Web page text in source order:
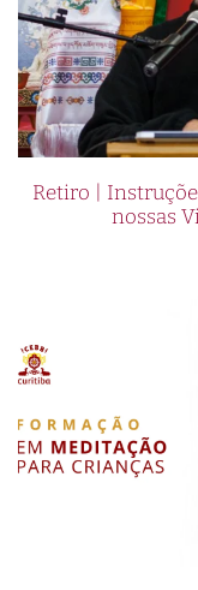
Retiro |
nossas